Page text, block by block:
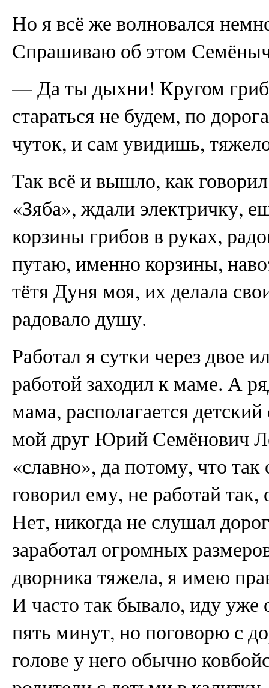
Но я всё же волновался
Спрашиваю об этом
— Да ты дыхни! Кругом
стараться не будем, по
чуток, и сам увидишь,
Так всё и вышло, как
«Зяба», ждали электричку,
корзины грибов в руках,
путаю, именно корзины,
тётя Дуня моя, их делала
радовало душу.
Работал я сутки через двое
работой заходил к маме. А
мама, располагается
мой друг Юрий Семёнович
«славно», да потому, что
говорил ему, не работай
Нет, никогда не слушал
заработал огромных
дворника тяжела, я имею
И часто так бывало, иду
пять минут, но поговорю с
голове у него обычно